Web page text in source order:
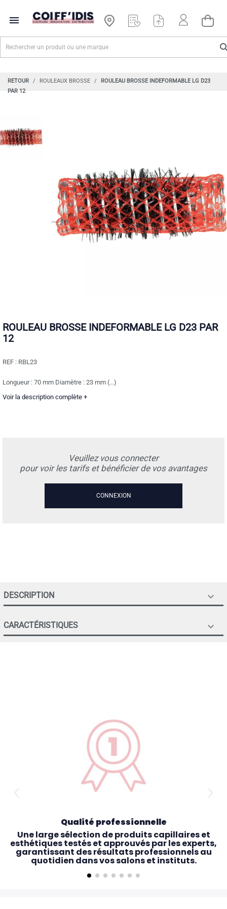

RETOUR ROULEAUX BROSSE
ROULEAU BROSSE INDEFORMABLE LG D23
PAR 12
ROULEAU BROSSE INDEFORMABLE LG D23 PAR
12
REF : RBL23
Longueur : 70 mm Diamètre : 23 mm (...)
Voir la description complète +
Veuillez vous connecter
pour voir les tarifs et bénéficier de vos avantages
CONNEXION
DESCRIPTION 
CARACTÉRISTIQUES 
Qualité professionnelle
Une large sélection de produits capillaires et
esthétiques testés et approuvés par les experts,
garantissant des résultats professionnels au
quotidien dans vos salons et instituts.